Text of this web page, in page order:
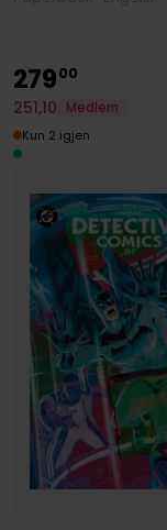
27900
251,10
Medlem
Kun 2 igjen